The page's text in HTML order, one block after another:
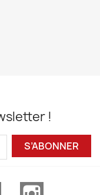
!
S’ABONNER
YouTube